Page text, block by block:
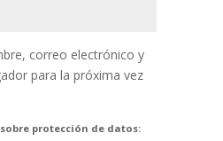
correo electrónico y
para la próxima vez
protección de datos: